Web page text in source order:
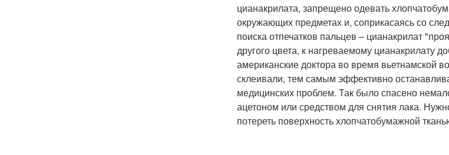
цианакрилата, запрещено одевать
окружающих предметах и, соприкасаясь со
поиска отпечатков пальцев – цианакрилат
другого цвета, к нагреваемому цианакрилату
американские доктора во время вьетнамской
склеивали, тем самым эффективно
медицинских проблем. Так было спасено
ацетоном или средством для снятия лака.
потереть поверхность хлопчатобумажной